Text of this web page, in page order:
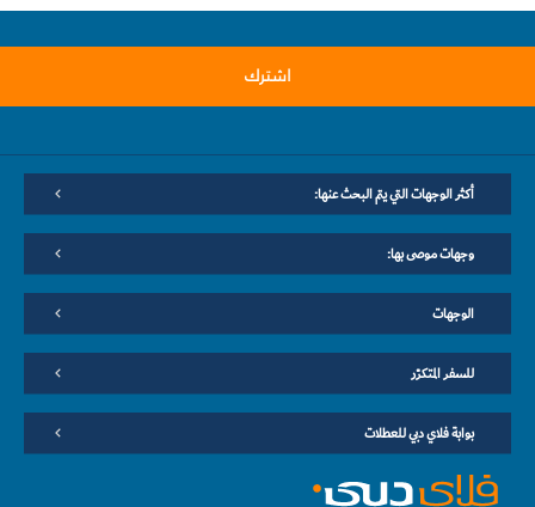
اشترك
أكثر الوجهات التي يتم البحث عنها:
وجهات موصى بها:
الوجهات
للسفر المتكرّر
بوابة فلاي دبي للعطلات